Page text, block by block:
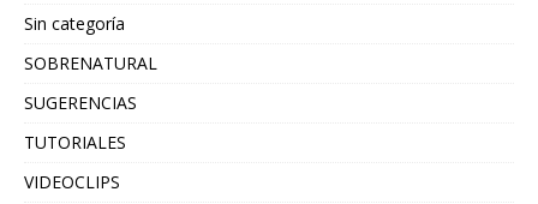
Sin categoría
SOBRENATURAL
SUGERENCIAS
TUTORIALES
VIDEOCLIPS